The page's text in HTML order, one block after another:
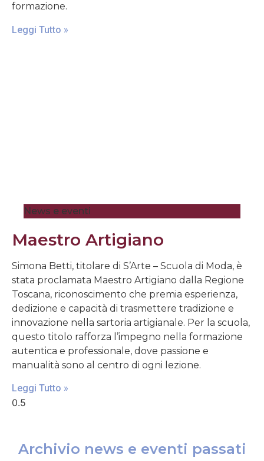
formazione.
Leggi Tutto »
News e eventi
Maestro Artigiano
Simona Betti, titolare di S’Arte – Scuola di Moda, è
stata proclamata Maestro Artigiano dalla Regione
Toscana, riconoscimento che premia esperienza,
dedizione e capacità di trasmettere tradizione e
innovazione nella sartoria artigianale. Per la scuola,
questo titolo rafforza l’impegno nella formazione
autentica e professionale, dove passione e
manualità sono al centro di ogni lezione.
Leggi Tutto »
Archivio news e eventi passati